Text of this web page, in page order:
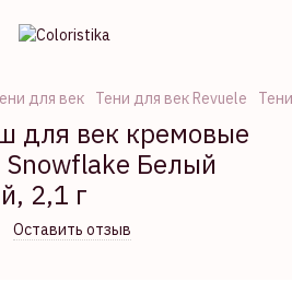
для век Тени для век Revuele
для век кремовые
Snowflake Белый
2,1 г
Оставить отзыв